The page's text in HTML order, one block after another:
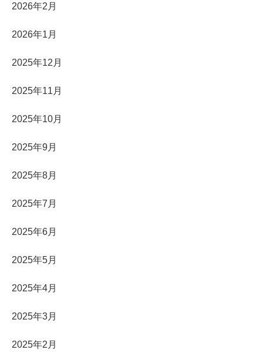
2026年2月
2026年1月
2025年12月
2025年11月
2025年10月
2025年9月
2025年8月
2025年7月
2025年6月
2025年5月
2025年4月
2025年3月
2025年2月